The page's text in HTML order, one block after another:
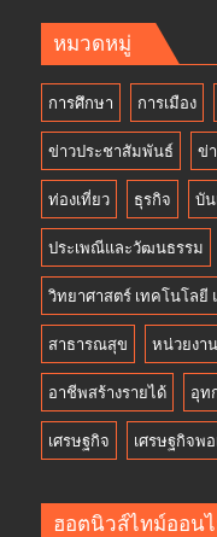
หมวดหมู่
การศึกษา การเมือง
ข่าวประชาสัมพันธ์ ข่
ท่องเที่ยว ธุรกิจ บัน
ประเพณีและวัฒนธรรม
วิทยาศาสตร์ เทคโนโลยี
สาธารณสุข หน่วยงา
อาชีพสร้างรายได้ อุท
เศรษฐกิจ เศรษฐกิจพ
ฮอตนิวส์ไทม์ออน